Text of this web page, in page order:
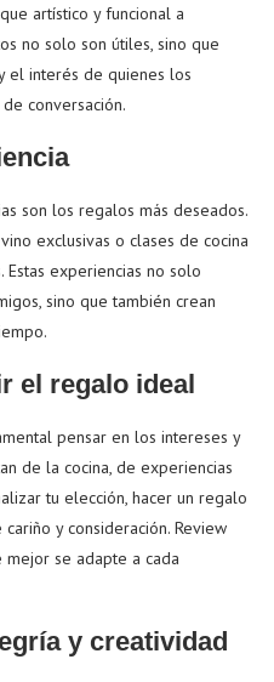
artístico y funcional a
no solo son útiles, sino que
el interés de quienes los
conversación.
son los regalos más deseados.
exclusivas o clases de cocina
experiencias no solo
sino que también crean
el regalo ideal
pensar en los intereses y
de la cocina, de experiencias
tu elección, hacer un regalo
y consideración. Review
se adapte a cada
y creatividad